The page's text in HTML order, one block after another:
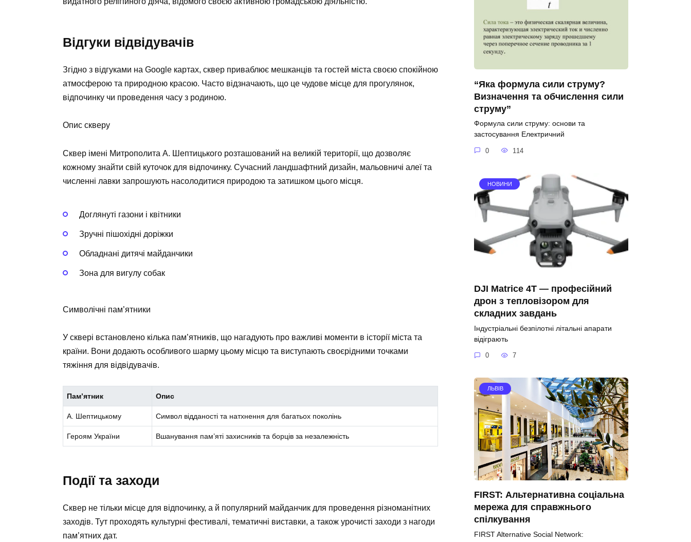
Відгуки відвідувачів
Згідно з відгуками на Google картах, сквер приваблює мешканців та гостей міста своєю спокійною
атмосферою та природною красою. Часто відзначають, що це чудове місце для прогулянок,
відпочинку чи проведення часу з родиною.
Опис скверу
Сквер імені Митрополита А. Шептицького розташований на великій території, що дозволяє
кожному знайти свій куточок для відпочинку. Сучасний ландшафтний дизайн, мальовничі алеї та
численні лавки запрошують насолодитися природою та затишком цього місця.
Доглянуті газони і квітники
Зручні пішохідні доріжки
Обладнані дитячі майданчики
Зона для вигулу собак
Символічні пам’ятники
У сквері встановлено кілька пам’ятників, що нагадують про важливі моменти в історії міста та
країни. Вони додають особливого шарму цьому місцю та виступають своєрідними точками
тяжіння для відвідувачів.
Пам’ятник Опис
А. Шептицькому Символ відданості та натхнення для багатьох поколінь
Героям України Вшанування пам’яті захисників та борців за незалежність
Події та заходи
Сквер не тільки місце для відпочинку, а й популярний майданчик для проведення різноманітних
заходів. Тут проходять культурні фестивалі, тематичні виставки, а також урочисті заходи з нагоди
пам’ятних дат.
“Яка формула сили струму?
Визначення та обчислення сили
струму”
Формула сили струму: основи та
застосування Електричний
0 114
НОВИНИ
DJI Matrice 4T — професійний
дрон з тепловізором для
складних завдань
Індустріальні безпілотні літальні апарати
відіграють
0 7
ЛЬВІВ
FIRST: Альтернативна соціальна
мережа для справжнього
спілкування
FIRST Alternative Social Network: